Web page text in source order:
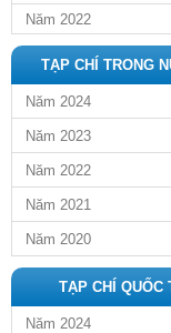
Năm 2022
TẠP CHÍ TRONG
Năm 2024
Năm 2023
Năm 2022
Năm 2021
Năm 2020
TẠP CHÍ QUỐC
Năm 2024